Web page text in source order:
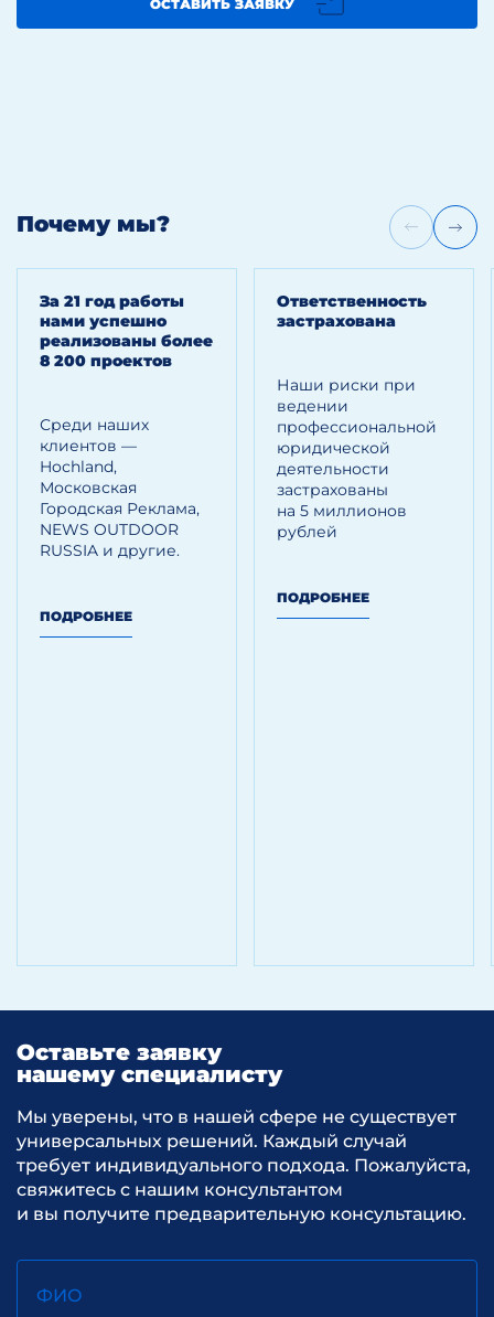
ОСТАВИТЬ ЗАЯВКУ
Почему мы?
За 21 год работы
нами успешно
реализованы более
8 200 проектов
Среди наших
клиентов —
Hoсhland,
Московская
Городская Реклама,
NEWS OUTDOOR
RUSSIA и другие.
ПОДРОБНЕЕ
Ответственность
застрахована
Наши риски при
ведении
профессиональной
юридической
деятельности
застрахованы
на 5 миллионов
рублей
ПОДРОБНЕЕ
Оставьте заявку
нашему специалисту
Мы уверены, что в нашей сфере не существует
универсальных решений. Каждый случай
требует индивидуального подхода. Пожалуйста,
свяжитесь с нашим консультантом
и вы получите предварительную консультацию.
ФИО